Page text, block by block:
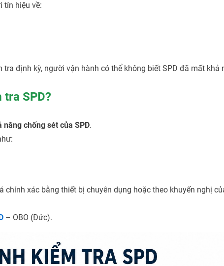
tín hiệu về:
định kỳ, người vận hành có thể không biết SPD đã mất khả
SPD?
chống sét của SPD.
chính xác bằng thiết bị chuyên dụng hoặc theo khuyến nghị
– OBO (Đức).